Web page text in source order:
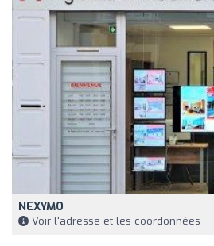
NEXYMO
Voir l'adresse et les coordonnées